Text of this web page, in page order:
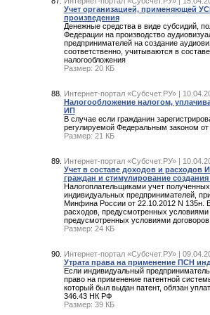
Учет организацией, применяющей
произведения
Денежные средства в виде субсидий,
Федерации на производство
предпринимателей на создание
соответственно, учитываются в
налогообложения
Размер: 20 КБ
Интернет-портал «Субсчет.РУ» |
Налогообложение налогом,
ИП
В случае если гражданин
регулируемой Федеральным законом
Размер: 21 КБ
Интернет-портал «Субсчет.РУ» |
Учет в составе доходов и
граждан и стимулирование
Налогоплательщиками учет
индивидуальных предпринимателей,
Минфина России от 22.10.2012 N 135н.
расходов, предусмотренных
предусмотренных условиями договоров
Размер: 24 КБ
Интернет-портал «Субсчет.РУ» |
Утрата права на применение ПСН
Если индивидуальный
право на применение патентной
который был выдан патент, обязан
346.43 НК РФ
Размер: 39 КБ